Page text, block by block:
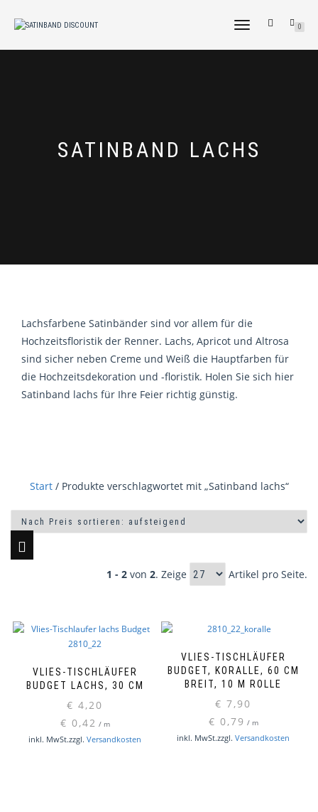
NAVIGATION
0
SATINBAND LACHS
Lachsfarbene Satinbänder sind vor allem für die
Hochzeitsfloristik der Renner. Lachs, Apricot und Altrosa
sind sicher neben Creme und Weiß die Hauptfarben für
die Hochzeitsdekoration und -floristik. Holen Sie sich hier
Satinband lachs für Ihre Feier richtig günstig.
Start/ Produkte verschlagwortet mit „Satinband lachs“
1 - 2 von 2. Zeige Artikel pro Seite.
VLIES-TISCHLÄUFER
BUDGET LACHS, 30 CM
€ 4,20
€ 0,42 / m
inkl. MwSt.zzgl. Versandkosten
VLIES-TISCHLÄUFER
BUDGET, KORALLE, 60 CM
BREIT, 10 M ROLLE
€ 7,90
€ 0,79 / m
inkl. MwSt.zzgl. Versandkosten